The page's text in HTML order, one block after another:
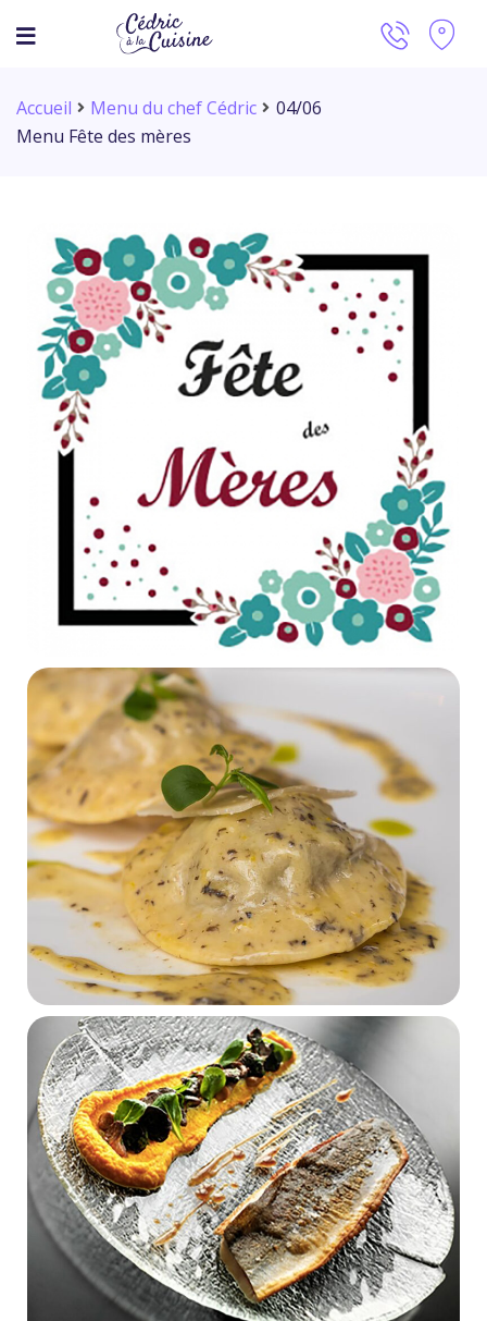
Accueil Menu du chef Cédric
04/06
Menu Fête des mères